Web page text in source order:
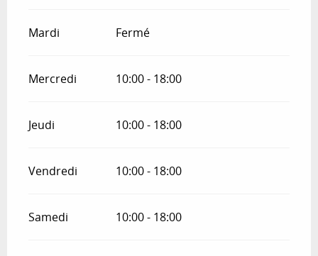
Mardi Fermé
Mercredi 10:00 - 18:00
Jeudi 10:00 - 18:00
Vendredi 10:00 - 18:00
Samedi 10:00 - 18:00